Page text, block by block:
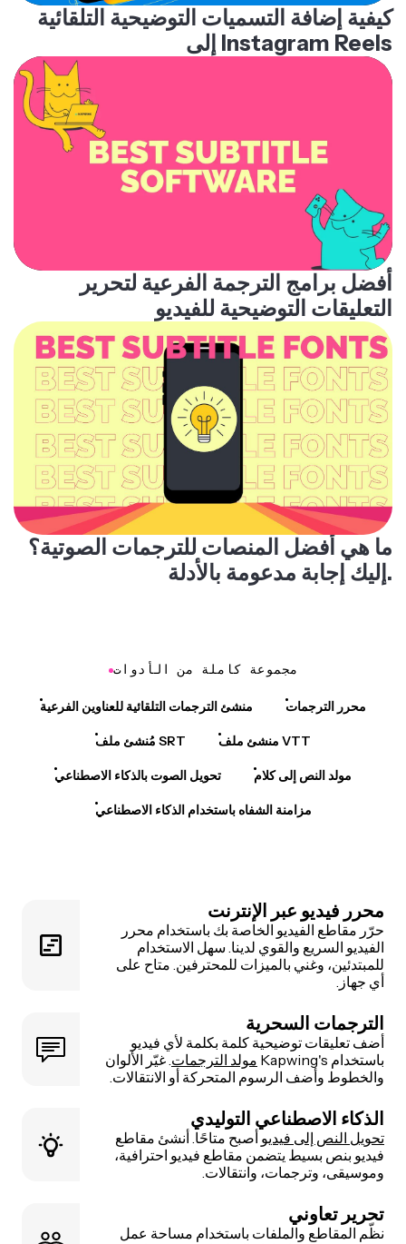
كيفية إضافة التسميات التوضيحية التلقائية
إلى Instagram Reels
أفضل برامج الترجمة الفرعية لتحرير
التعليقات التوضيحية للفيديو
ما هي أفضل المنصات للترجمات الصوتية؟
إليك إجابة مدعومة بالأدلة.
مجموعة كاملة من الأدوات
منشئ الترجمات التلقائية للعناوين الفرعية محرر الترجمات
مُنشئ ملف SRT منشئ ملف VTT
تحويل الصوت بالذكاء الاصطناعي مولد النص إلى كلام
مزامنة الشفاه باستخدام الذكاء الاصطناعي
محرر فيديو عبر الإنترنت
حرّر مقاطع الفيديو الخاصة بك باستخدام محرر
الفيديو السريع والقوي لدينا. سهل الاستخدام
للمبتدئين، وغني بالميزات للمحترفين. متاح على
أي جهاز.
الترجمات السحرية
أضف تعليقات توضيحية كلمة بكلمة لأي فيديو
باستخدام Kapwing's
مولد الترجمات. غيّر الألوان
والخطوط وأضف الرسوم المتحركة أو الانتقالات.
الذكاء الاصطناعي التوليدي
تحويل النص إلى فيديو أصبح متاحًا. أنشئ مقاطع
فيديو بنص بسيط يتضمن مقاطع فيديو احترافية،
وموسيقى، وترجمات، وانتقالات.
تحرير تعاوني
نظّم المقاطع والملفات باستخدام مساحة عمل